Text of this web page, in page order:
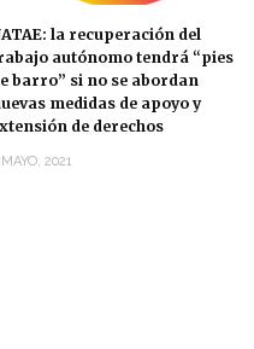
la recuperación del
autónomo tendrá “pies
barro” si no se abordan
medidas de apoyo y
de derechos
2021